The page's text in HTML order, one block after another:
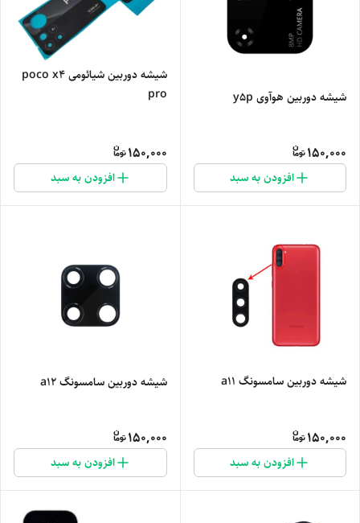
شیشه دوربین هوآوی y5p
150,000
افزودن به سبد
شیشه دوربین شیائومی poco x4
pro
150,000
افزودن به سبد
شیشه دوربین سامسونگ a11
150,000
افزودن به سبد
شیشه دوربین سامسونگ a12
150,000
افزودن به سبد